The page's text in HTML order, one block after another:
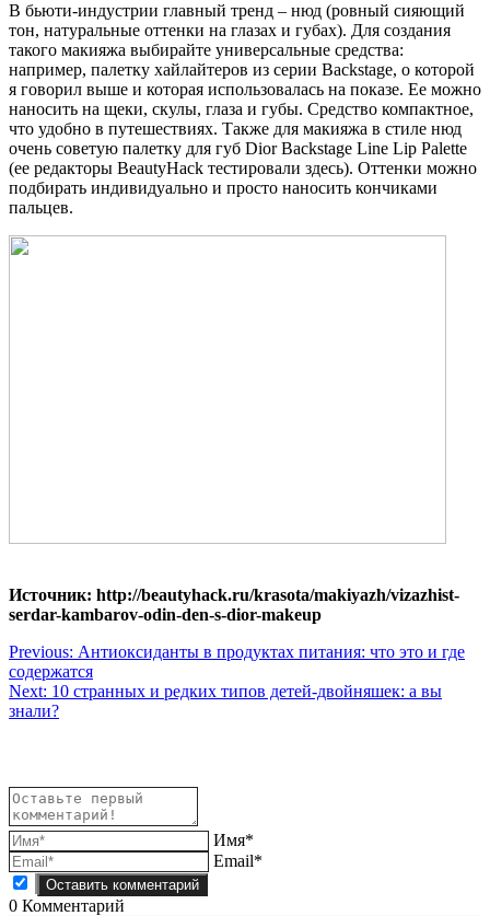
В бьюти-индустрии главный тренд – нюд (ровный сияющий
тон, натуральные оттенки на глазах и губах). Для создания
такого макияжа выбирайте универсальные средства:
например, палетку хайлайтеров из серии Backstage, о которой
я говорил выше и которая использовалась на показе. Ее можно
наносить на щеки, скулы, глаза и губы. Средство компактное,
что удобно в путешествиях. Также для макияжа в стиле нюд
очень советую палетку для губ Dior Backstage Line Lip Palette
(ее редакторы BeautyHack тестировали здесь). Оттенки можно
подбирать индивидуально и просто наносить кончиками
пальцев.
Источник: http://beautyhack.ru/krasota/makiyazh/vizazhist-
serdar-kambarov-odin-den-s-dior-makeup
Навигация
по
записям
Previous: Антиоксиданты в продуктах питания: что это и где
содержатся
Next: 10 странных и редких типов детей-двойняшек: а вы
знали?
Имя*
Email*
0 Комментарий